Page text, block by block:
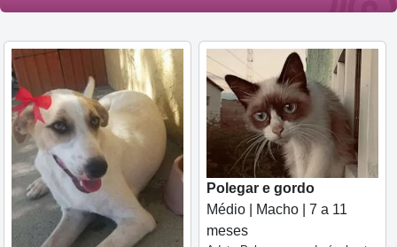
Polegar e gordo
Médio | Macho | 7 a 11
meses